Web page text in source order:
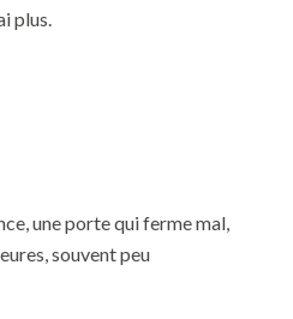
plus.
une porte qui ferme mal,
souvent peu